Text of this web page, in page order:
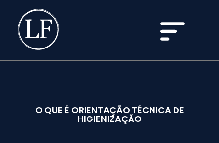
O QUE É ORIENTAÇÃO TÉCNICA DE
HIGIENIZAÇÃO